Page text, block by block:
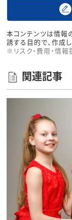
本コンテンツは情報
誘する目的で、作成
※リスク・費用・情
関連記事